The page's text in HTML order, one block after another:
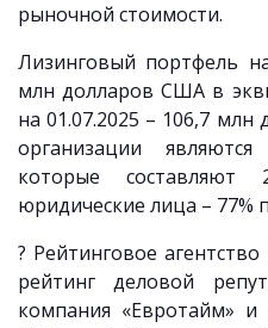
рыночной стоимости.
Лизинговый портфель
млн долларов США в
на 01.07.2025 – 106,7
организации
которые
юридические лица – 77%
? Рейтинговое агентство
рейтинг деловой
компания «Евротайм»